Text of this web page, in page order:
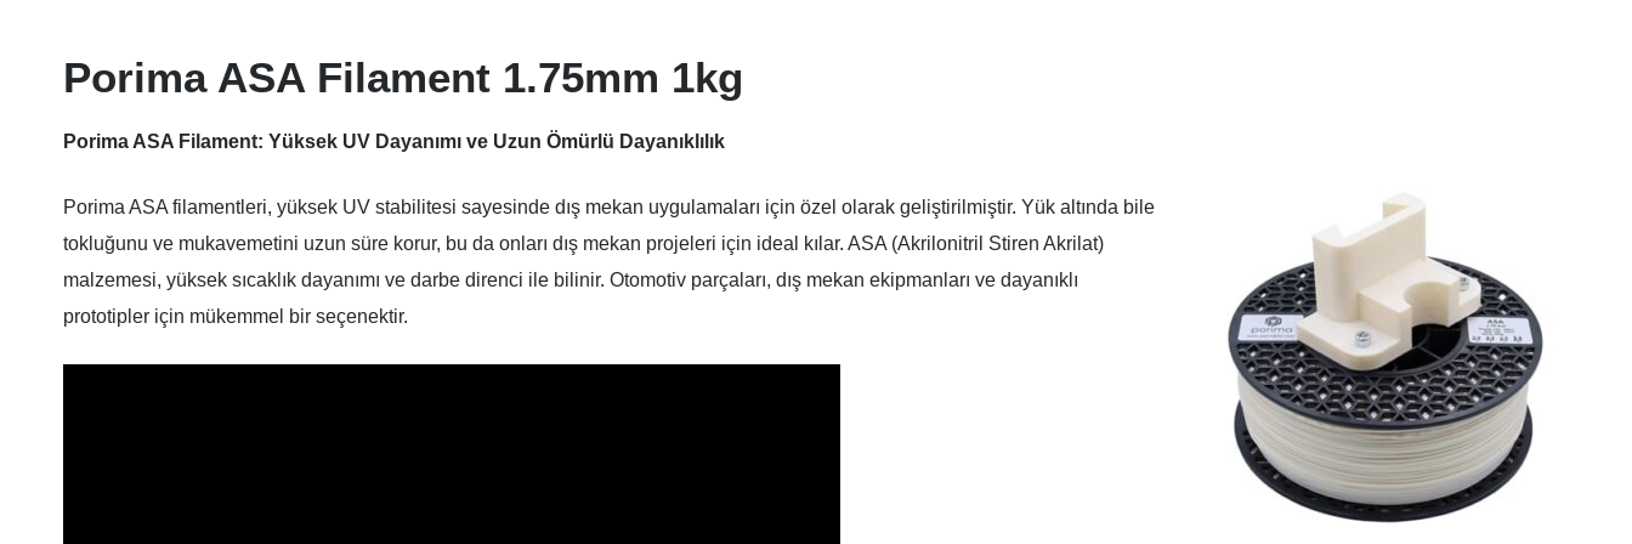
Porima ASA Filament 1.75mm 1kg
Porima ASA Filament: Yüksek UV Dayanımı ve Uzun Ömürlü Dayanıklılık
Porima ASA filamentleri, yüksek UV stabilitesi sayesinde dış mekan uygulamaları için özel olarak geliştirilmiştir. Yük altında bile
tokluğunu ve mukavemetini uzun süre korur, bu da onları dış mekan projeleri için ideal kılar. ASA (Akrilonitril Stiren Akrilat)
malzemesi, yüksek sıcaklık dayanımı ve darbe direnci ile bilinir. Otomotiv parçaları, dış mekan ekipmanları ve dayanıklı
prototipler için mükemmel bir seçenektir.